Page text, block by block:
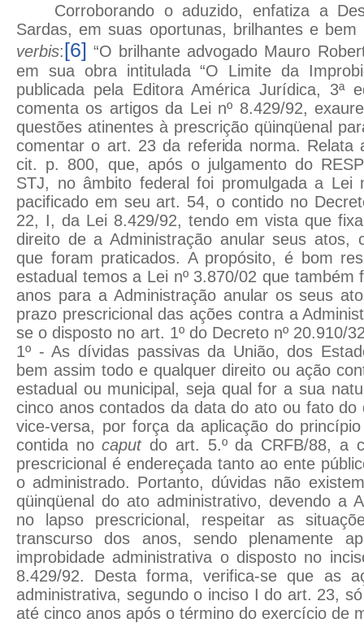
Corroborando o aduzido, enfatiza a
Sardas, em suas oportunas, brilhantes e bem
verbis:[6] “O brilhante advogado Mauro
em sua obra intitulada “O Limite da
publicada pela Editora América Jurídica, 3ª
comenta os artigos da Lei nº 8.429/92,
questões atinentes à prescrição qüinqüenal
comentar o art. 23 da referida norma. Relata
cit. p. 800, que, após o julgamento do
STJ, no âmbito federal foi promulgada a Lei
pacificado em seu art. 54, o contido no
22, I, da Lei 8.429/92, tendo em vista que
direito de a Administração anular seus atos,
que foram praticados. A propósito, é bom
estadual temos a Lei nº 3.870/02 que também
anos para a Administração anular os seus
prazo prescricional das ações contra a
se o disposto no art. 1º do Decreto nº 20.910/
1º - As dívidas passivas da União, dos
bem assim todo e qualquer direito ou ação
estadual ou municipal, seja qual for a sua
cinco anos contados da data do ato ou fato do
vice-versa, por força da aplicação do
contida nocaput do art. 5.º da CRFB/88, a
prescricional é endereçada tanto ao ente
o administrado. Portanto, dúvidas não
qüinqüenal do ato administrativo, devendo a
no lapso prescricional, respeitar as
transcurso dos anos, sendo plenamente
improbidade administrativa o disposto no
8.429/92. Desta forma, verifica-se que as
administrativa, segundo o inciso I do art. 23,
até cinco anos após o término do exercício de